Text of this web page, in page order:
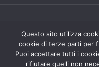
© 2025 Il Blog di Pierluigi
Questo sito utilizza
cookie di terze parti per
Puoi accettare tutti i
rifiutare quelli non